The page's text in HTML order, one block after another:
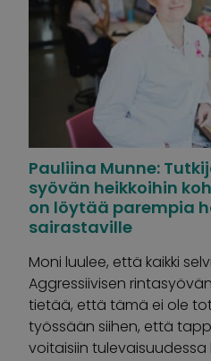
Pauliina Munne:
syövän heikkoihin
on löytää parempia
sairastaville
Moni luulee, että kaikki
Aggressiivisen
tietää, että tämä ei ole
työssään siihen, että
voitaisiin